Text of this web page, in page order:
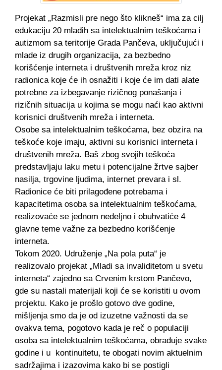
Projekat „Razmisli pre nego što klikneš“ ima za cilj
edukaciju 20 mladih sa intelektualnim teškoćama i
autizmom sa teritorije Grada Pančeva, uključujući i
mlade iz drugih organizacija, za bezbedno
korišćenje interneta i društvenih mreža kroz niz
radionica koje će ih osnažiti i koje će im dati alate
potrebne za izbegavanje rizičnog ponašanja i
rizičnih situacija u kojima se mogu naći kao aktivni
korisnici društvenih mreža i interneta.
Osobe sa intelektualnim teškoćama, bez obzira na
teškoće koje imaju, aktivni su korisnici interneta i
društvenih mreža. Baš zbog svojih teškoća
predstavljaju laku metu i potencijalne žrtve sajber
nasilja, trgovine ljudima, internet prevara i sl.
Radionice će biti prilagođene potrebama i
kapacitetima osoba sa intelektualnim teškoćama,
realizovaće se jednom nedeljno i obuhvatiće 4
glavne teme važne za bezbedno korišćenje
interneta.
Tokom 2020. Udruženje „Na pola puta“ je
realizovalo projekat „Mladi sa invaliditetom u svetu
interneta“ zajedno sa Crvenim krstom Pančevo,
gde su nastali materijali koji će se koristiti u ovom
projektu. Kako je prošlo gotovo dve godine,
mišljenja smo da je od izuzetne važnosti da se
ovakva tema, pogotovo kada je reč o populaciji
osoba sa intelektualnim teškoćama, obrađuje svake
godine i u kontinuitetu, te obogati novim aktuelnim
sadržajima i izazovima kako bi se postigli